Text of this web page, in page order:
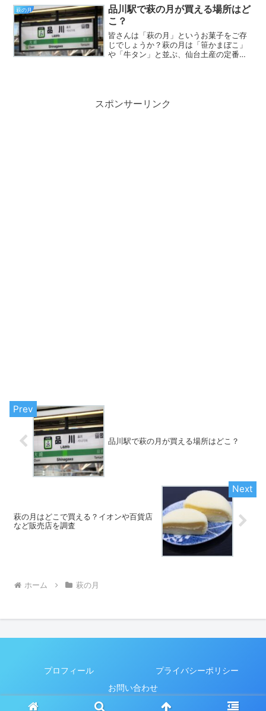
包んであり、とてもやさしい味わいが印
象に残ります。仙台旅行に行...
萩の月
品川駅で萩の月が買える場所はど
こ？
皆さんは「萩の月」というお菓子をご存
じでしょうか？萩の月は「笹かまぼこ」
や「牛タン」と並ぶ、仙台土産の定番と
スポンサーリンク
品川駅で萩の月が買える場所はどこ？
萩の月はどこで買える？イオンや百貨店
など販売店を調査
ホーム 萩の月
プロフィール
プライバシーポリシー
お問い合わせ
© 2024 どこで買える調査隊.